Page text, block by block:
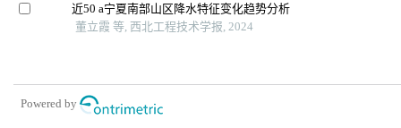
近50 a宁夏南部山区降水特征变化趋势分析
董立霞 等, 西北工程技术学报, 2024
Powered by